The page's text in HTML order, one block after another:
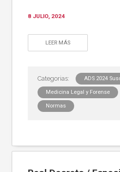
8 JULIO, 2024
LEER MÁS
ADS 2024
Medicina Legal y Forense
Normas